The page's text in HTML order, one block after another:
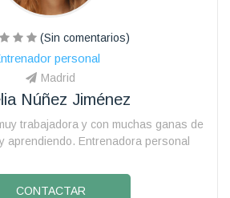
(Sin comentarios)
personal
Madrid
Núñez Jiménez
trabajadora y con muchas ganas de
aprendiendo. Entrenadora personal
CONTACTAR